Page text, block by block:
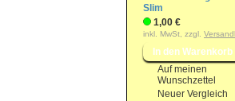
Slim
1,00 €
inkl. MwSt, zzgl.
Auf meinen
Wunschzettel
Neuer Vergleich